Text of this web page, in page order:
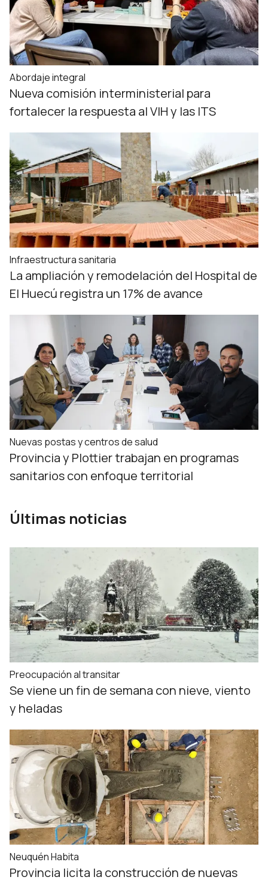
Abordaje integral
Nueva comisión interministerial para
fortalecer la respuesta al VIH y las ITS
Infraestructura sanitaria
La ampliación y remodelación del Hospital de
El Huecú registra un 17% de avance
Nuevas postas y centros de salud
Provincia y Plottier trabajan en programas
sanitarios con enfoque territorial
Últimas noticias
Preocupación al transitar
Se viene un fin de semana con nieve, viento
y heladas
Neuquén Habita
Provincia licita la construcción de nuevas